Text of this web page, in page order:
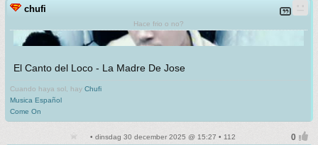
chufi
Hace frio o no?
El Canto del Loco - La Madre De Jose
Cuando haya sol, hay Chufi
Musica Español
Come On
• dinsdag 30 december 2025 @ 15:27 • 112